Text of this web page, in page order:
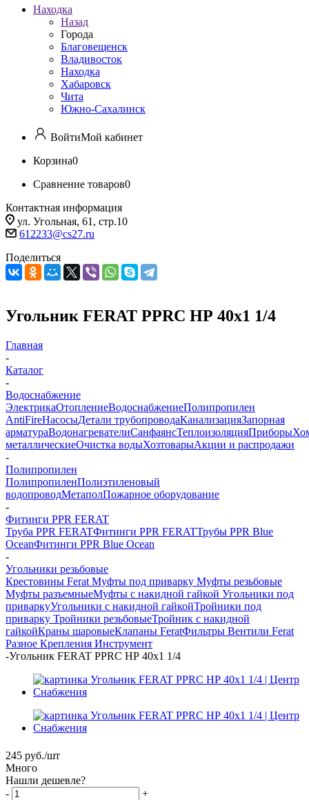
Находка
Назад
Города
Благовещенск
Владивосток
Находка
Хабаровск
Чита
Южно-Сахалинск
ВойтиМой кабинет
Корзина0
Сравнение товаров0
Контактная информация
ул. Угольная, 61, стр.10
612233@cs27.ru
Поделиться
Угольник FERAT PPRС НР 40х1 1/4
Главная
-
Каталог
-
Водоснабжение
ЭлектрикаОтоплениеВодоснабжениеПолипропилен
AntiFireНасосыДетали трубопроводаКанализацияЗапорная
арматураВодонагревателиСанфаянсТеплоизоляцияПриборы
металлическиеОчистка водыХозтоварыАкции и распродажи
-
Полипропилен
ПолипропиленПолиэтиленовый
водопроводМетаполПожарное оборудование
-
Фитинги PPR FERAT
Труба PPR FERATФитинги PPR FERATТрубы PPR Blue
OceanФитинги PPR Blue Ocean
-
Угольники резьбовые
Крестовины Ferat Муфты под приварку Муфты резьбовые
Муфты разъемныеМуфты с накидной гайкой Угольники под
приваркуУгольники с накидной гайкойТройники под
приварку Тройники резьбовыеТройник с накидной
гайкойКраны шаровыеКлапаны FeratФильтры Вентили Ferat
Разное Крепления Инструмент
-Угольник FERAT PPRС НР 40х1 1/4
245 руб./шт
Много
Нашли дешевле?
-
+